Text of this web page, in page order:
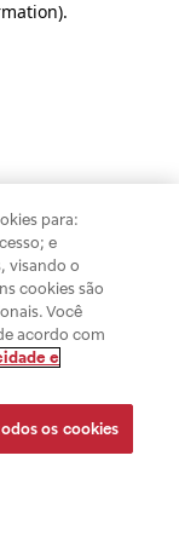
.
para:
e
visando o
cookies são
Você
acordo com
e
os cookies